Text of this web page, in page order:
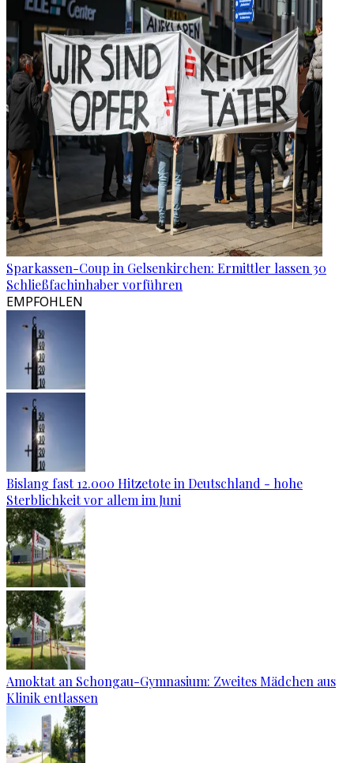
Sparkassen-Coup in Gelsenkirchen: Ermittler lassen 30
Schließfachinhaber vorführen
EMPFOHLEN
Bislang fast 12.000 Hitzetote in Deutschland - hohe
Sterblichkeit vor allem im Juni
Amoktat an Schongau-Gymnasium: Zweites Mädchen aus
Klinik entlassen